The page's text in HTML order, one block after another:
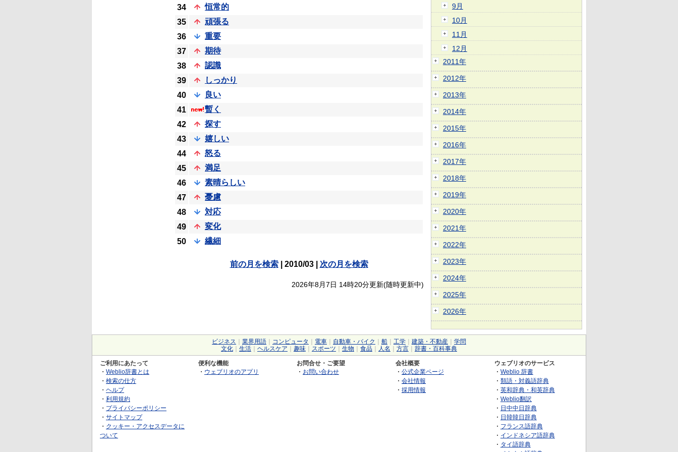
34
恒常的
35
頑張る
36
重要
37
期待
38
認識
39
しっかり
40
良い
41
暫く
42
探す
43
嬉しい
44
怒る
45
満足
46
素晴らしい
47
憂慮
48
対応
49
変化
50
繊細
前の月を検索| 2010/03 | 次の月を検索
2026年8月7日 14時20分更新(随時更新中)
9月
10月
11月
12月
2011年
2012年
2013年
2014年
2015年
2016年
2017年
2018年
2019年
2020年
2021年
2022年
2023年
2024年
2025年
2026年
ビジネス 業界用語 コンピュータ 電車 自動車・バイク 船 工学 建築・不動産
学問
文化
生活 ヘルスケア 趣味 スポーツ 生物 食品 人名 方言 辞書・百科事典
ご利用にあたって
・ Weblio辞書とは
・ 検索の仕方
・ ヘルプ
・ 利用規約
・ プライバシーポリシー
・ サイトマップ
・ クッキー・アクセスデータに
ついて
便利な機能
・ ウェブリオのアプリ
お問合せ・ご要望
・ お問い合わせ
会社概要
・ 公式企業ページ
・ 会社情報
・ 採用情報
ウェブリオのサービス
・ Weblio 辞書
・ 類語・対義語辞典
・ 英和辞典・和英辞典
・ Weblio翻訳
・ 日中中日辞典
・ 日韓韓日辞典
・ フランス語辞典
・ インドネシア語辞典
・ タイ語辞典